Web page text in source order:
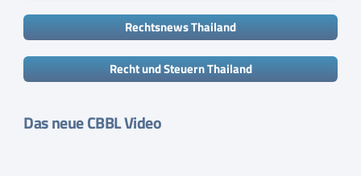
Rechtsnews Thailand
Recht und Steuern Thailand
Das neue CBBL Video